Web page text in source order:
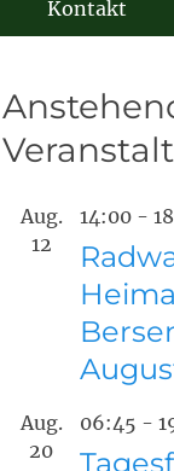
Kontakt
Aug.
12
14:00 -
Aug.
20
06:45 -